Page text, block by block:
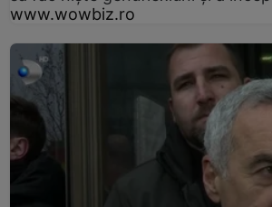
www.wowbiz.ro